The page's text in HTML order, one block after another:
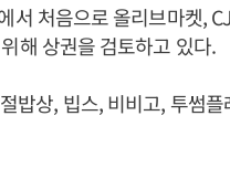
서 처음으로 올리브마켓,
해 상권을 검토하고 있다.
밥상, 빕스, 비비고, 투썸플